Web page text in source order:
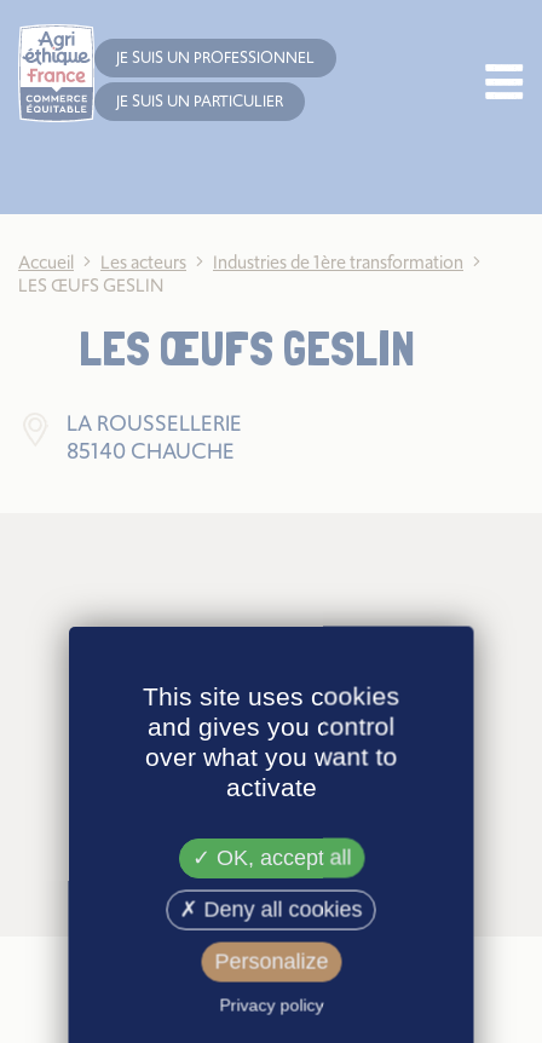
JE SUIS UN PROFESSIONNEL
JE SUIS UN PARTICULIER
Accueil Les acteurs
Industries de 1ère transformation
LES ŒUFS GESLIN
LES ŒUFS GESLIN
LA ROUSSELLERIE
85140 CHAUCHE
This site uses cookies
and gives you control
over what you want to
activate
OK, accept all
Deny all cookies
Personalize
Privacy policy